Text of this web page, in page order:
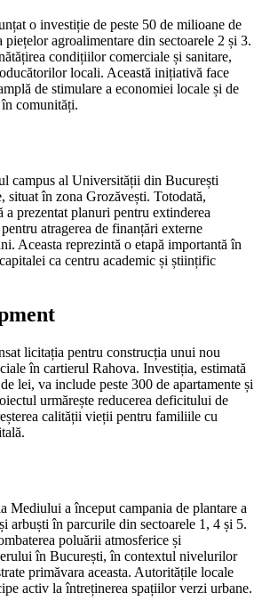
o investiție de peste 50 de milioane de
agroalimentare din sectoarele 2 și 3.
condițiilor comerciale și sanitare,
locali. Această inițiativă face
de stimulare a economiei locale și de
comunități.
campus al Universității din București
situat în zona Grozăvești. Totodată,
a prezentat planuri pentru extinderea
atragerea de finanțări externe
Aceasta reprezintă o etapă importantă în
ca centru academic și științific
licitația pentru construcția unui nou
în cartierul Rahova. Investiția, estimată
lei, va include peste 300 de apartamente și
urmărește reducerea deficitului de
calității vieții pentru familiile cu
Mediului a început campania de plantare a
arbuști în parcurile din sectoarele 1, 4 și 5.
poluării atmosferice și
în București, în contextul nivelurilor
primăvara aceasta. Autoritățile locale
activ la întreținerea spațiilor verzi urbane.